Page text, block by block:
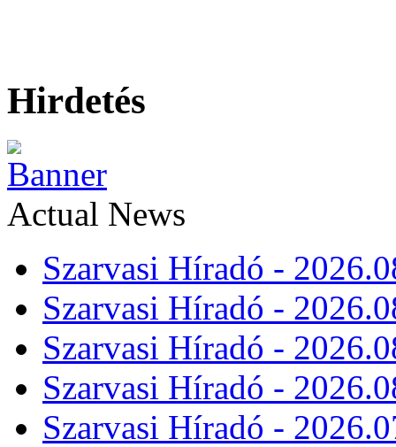
Hirdetés
Actual News
Szarvasi Híradó -
Szarvasi Híradó -
Szarvasi Híradó -
Szarvasi Híradó -
Szarvasi Híradó -